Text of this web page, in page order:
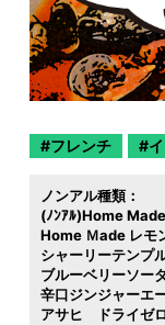
フレンチ
ノンアル種類：
(ﾉﾝｱﾙ)Home
Home Ｍade レモ
シャーリーテンプ
ブルーベリーソー
辛口ジンジャーエ
アサヒ ドライゼ